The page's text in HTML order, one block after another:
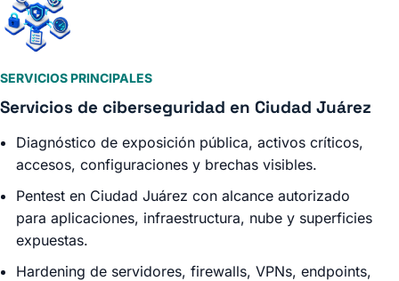
SERVICIOS PRINCIPALES
Servicios de ciberseguridad en Ciudad Juárez
Diagnóstico de exposición pública, activos críticos,
accesos, configuraciones y brechas visibles.
Pentest en Ciudad Juárez con alcance autorizado
para aplicaciones, infraestructura, nube y superficies
expuestas.
Hardening de servidores, firewalls, VPNs, endpoints,